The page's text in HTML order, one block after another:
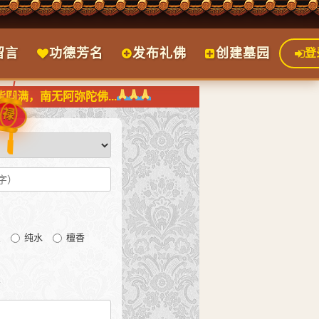
言 功德芳名 发布礼佛 创建墓园 登
圆满，南无阿弥陀佛...
禄
纯水 檀香